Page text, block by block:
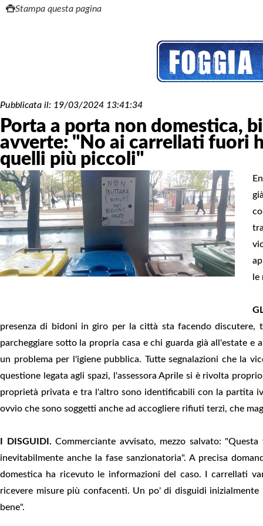
Stampa questa pagina
Pubblicata il: 19/03/2024 13:41:34
Porta a porta non domestica,
avverte: "No ai carrellati fuori
quelli più piccoli"
presenza di bidoni in giro per la città sta facendo
parcheggiare sotto la propria casa e chi guarda già all'estate
un problema per l'igiene pubblica. Tutte segnalazioni che la
questione legata agli spazi, l'assessora Aprile si è rivolta
proprietà privata e tra l'altro sono identificabili con la partita
ovvio che sono soggetti anche ad accogliere rifiuti terzi, che
I DISGUIDI. Commerciante avvisato, mezzo salvato:
inevitabilmente anche la fase sanzionatoria". A precisa
domestica ha ricevuto le informazioni del caso. I carrellati
ricevere misure più confacenti. Un po' di disguidi
bene".